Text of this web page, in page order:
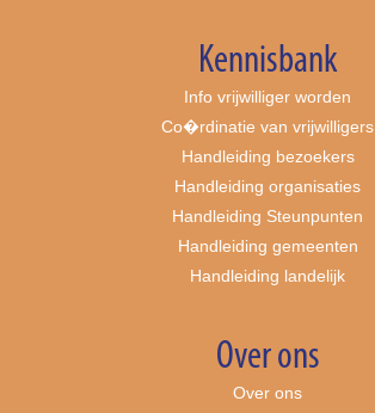
Kennisbank
Info vrijwilliger worden
Co�rdinatie van vrijwilligers
Handleiding bezoekers
Handleiding organisaties
Handleiding Steunpunten
Handleiding gemeenten
Handleiding landelijk
Over ons
Over ons